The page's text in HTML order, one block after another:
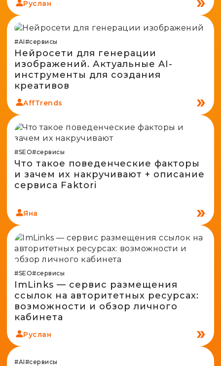
Адалт
Spy-сервисы
Вайты
Аккаунты
Проверка анонимности
Конвертер cookies
Генератор личности
Руслан
#AI#сервисы
Нейросети для генерации
изображений. Актуальные AI-
инструменты для создания
креативов
AffTrends
#SEO#сервисы
Что такое поведенческие факторы
и зачем их накручивают + описание
сервиса Faktori
Яна
#SEO#сервисы
ImLinks — сервис размещения
ссылок на авторитетных ресурсах:
возможности и обзор личного
кабинета
Руслан
#AI#сервисы